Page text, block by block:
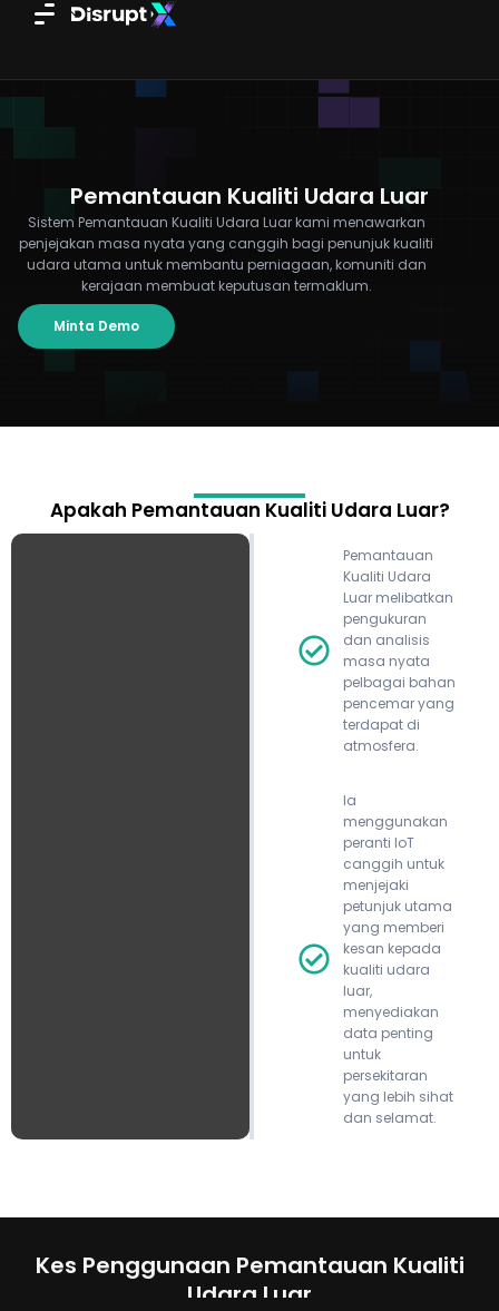
Pemantauan Kualiti Udara Luar
Sistem Pemantauan Kualiti Udara Luar kami menawarkan
penjejakan masa nyata yang canggih bagi penunjuk kualiti
udara utama untuk membantu perniagaan, komuniti dan
kerajaan membuat keputusan termaklum.
Minta Demo
Apakah Pemantauan Kualiti Udara Luar?
Pemantauan
Kualiti Udara
Luar melibatkan
pengukuran
dan analisis
masa nyata
pelbagai bahan
pencemar yang
terdapat di
atmosfera.
Ia
menggunakan
peranti IoT
canggih untuk
menjejaki
petunjuk utama
yang memberi
kesan kepada
kualiti udara
luar,
menyediakan
data penting
untuk
persekitaran
yang lebih sihat
dan selamat.
Kes Penggunaan Pemantauan Kualiti
Udara Luar